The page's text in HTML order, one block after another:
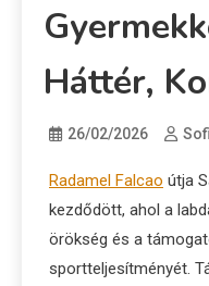
Háttér,
26/02/2026
Radamel Falcao útja
kezdődött, ahol a
örökség és a
sportteljesítményét.